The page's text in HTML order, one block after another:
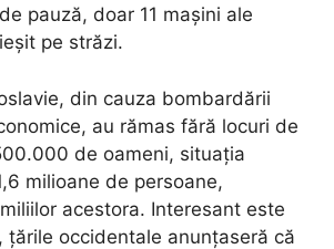
pauză, doar 11 mașini ale
pe străzi.
din cauza bombardării
au rămas fără locuri de
de oameni, situația
milioane de persoane,
acestora. Interesant este
țările occidentale anunțaseră că